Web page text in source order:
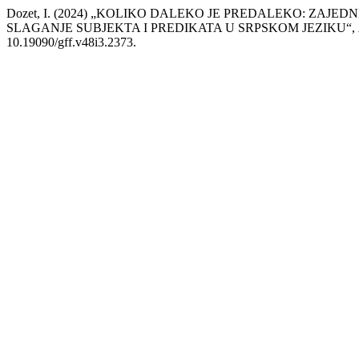
Dozet, I. (2024) „KOLIKO DALEKO JE PREDALEKO:
SLAGANJE SUBJEKTA I PREDIKATA U SRPSKOM JEZIKU“,
10.19090/gff.v48i3.2373.